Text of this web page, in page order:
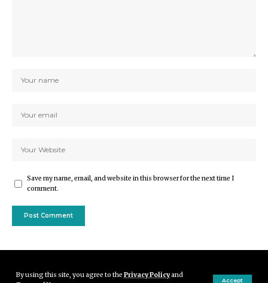
By using this site, you agree to the Privacy Policyand
Accept
Save my name, email, and website in this browser for the next time I
comment.